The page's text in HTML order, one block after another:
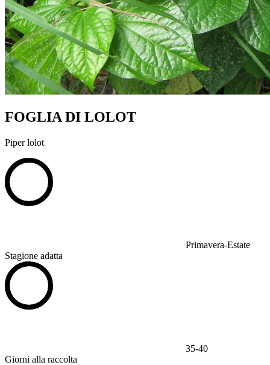
FOGLIA DI LOLOT
Piper lolot
Primavera-Estate
Stagione adatta
35-40
Giorni alla raccolta